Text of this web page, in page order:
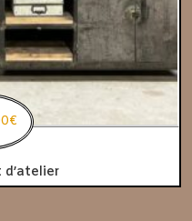
€